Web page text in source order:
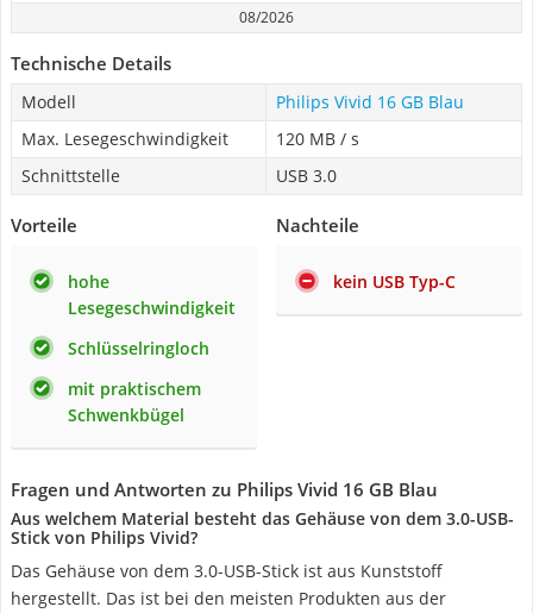
08/2026
Technische Details
Modell
Philips Vivid 16 GB Blau
Max. Lesegeschwindigkeit
120 MB / s
Schnittstelle
USB 3.0
Vorteile
hohe
Lesegeschwindigkeit
Schlüsselringloch
mit praktischem
Schwenkbügel
Nachteile
kein USB Typ-C
Fragen und Antworten zu Philips Vivid 16 GB Blau
Aus welchem Material besteht das Gehäuse von dem 3.0-USB-
Stick von Philips Vivid?
Das Gehäuse von dem 3.0-USB-Stick ist aus Kunststoff
hergestellt. Das ist bei den meisten Produkten aus der